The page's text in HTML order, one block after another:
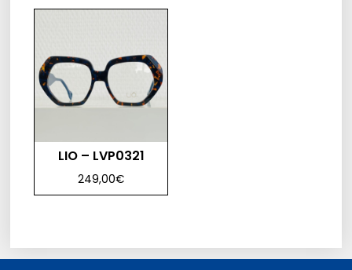
LIO – LVP0321
249,00€